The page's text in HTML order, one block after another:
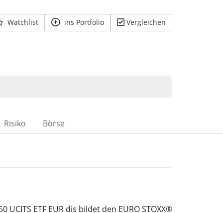
Watchlist ins Portfolio Vergleichen
Risiko Börse
UCITS ETF EUR dis bildet den EURO STOXX®